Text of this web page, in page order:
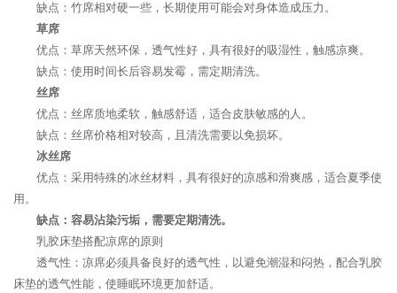
缺点：竹席相对硬一些，长期使用可能会对身体造成压力。
草席
优点：草席天然环保，透气性好，具有很好的吸湿性，触感凉爽。
缺点：使用时间长后容易发霉，需定期清洗。
丝席
优点：丝席质地柔软，触感舒适，适合皮肤敏感的人。
缺点：丝席价格相对较高，且清洗需要以免损坏。
冰丝席
优点：采用特殊的冰丝材料，具有很好的凉感和滑爽感，适合夏季使
用。
缺点：容易沾染污垢，需要定期清洗。
乳胶床垫搭配凉席的原则
透气性：凉席必须具备良好的透气性，以避免潮湿和闷热，配合乳胶
床垫的透气性能，使睡眠环境更加舒适。